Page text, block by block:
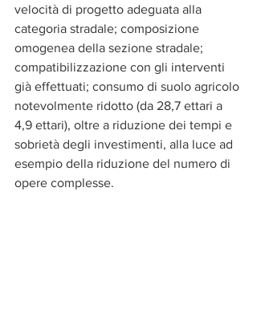
velocità di progetto adeguata alla
categoria stradale; composizione
omogenea della sezione stradale;
compatibilizzazione con gli interventi
già effettuati; consumo di suolo agricolo
notevolmente ridotto (da 28,7 ettari a
4,9 ettari), oltre a riduzione dei tempi e
sobrietà degli investimenti, alla luce ad
esempio della riduzione del numero di
opere complesse.